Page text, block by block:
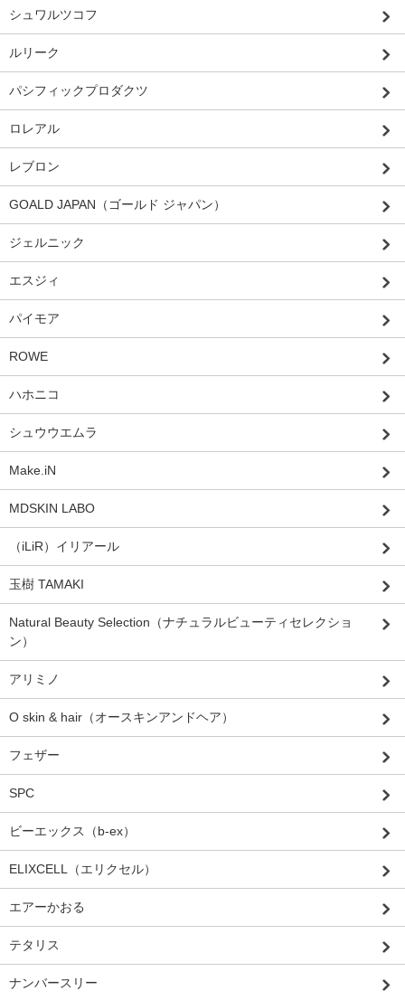
シュワルツコフ
ルリーク
パシフィックプロダクツ
ロレアル
レブロン
GOALD JAPAN（ゴールド ジャパン）
ジェルニック
エスジィ
パイモア
ROWE
ハホニコ
シュウウエムラ
Make.iN
MDSKIN LABO
（iLiR）イリアール
玉樹 TAMAKI
Natural Beauty Selection（ナチュラルビューティセレクショ
ン）
アリミノ
O skin & hair（オースキンアンドヘア）
フェザー
SPC
ビーエックス（b-ex）
ELIXCELL（エリクセル）
エアーかおる
テタリス
ナンバースリー